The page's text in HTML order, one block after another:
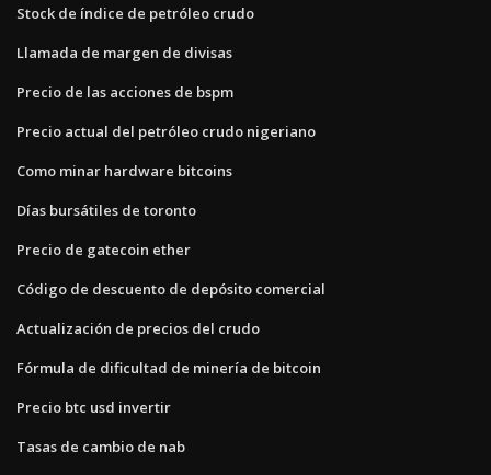
Stock de índice de petróleo crudo
Llamada de margen de divisas
Precio de las acciones de bspm
Precio actual del petróleo crudo nigeriano
Como minar hardware bitcoins
Días bursátiles de toronto
Precio de gatecoin ether
Código de descuento de depósito comercial
Actualización de precios del crudo
Fórmula de dificultad de minería de bitcoin
Precio btc usd invertir
Tasas de cambio de nab